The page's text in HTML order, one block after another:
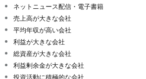
ネットニュース配信・電子書籍
売上高が大きな会社
平均年収が高い会社
利益が大きな会社
総資産が大きな会社
利益剰余金が大きな会社
投資活動に積極的な会社